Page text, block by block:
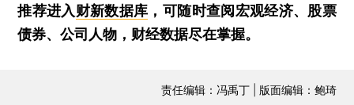
推荐进入财新数据库 ，可随时查阅宏观经济、股票
债券、公司人物，财经数据尽在掌握。
责任编辑：冯禹丁 | 版面编辑：鲍琦